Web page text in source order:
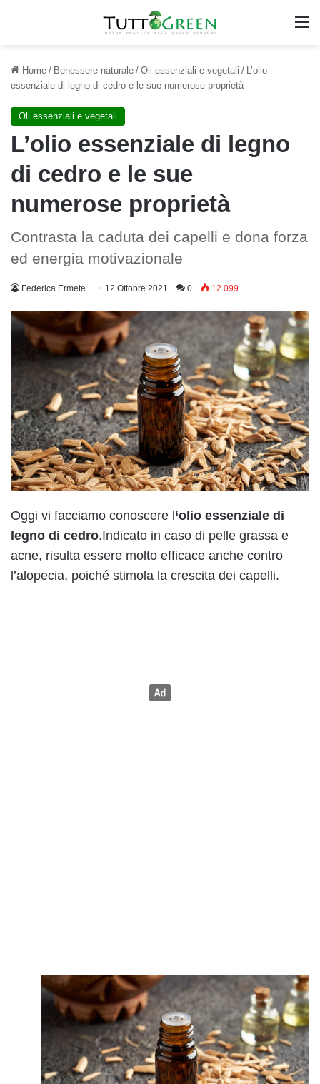
Home / Benessere naturale / Oli essenziali e vegetali / L’olio
essenziale di legno di cedro e le sue numerose proprietà
Oli essenziali e vegetali
L’olio essenziale di legno
di cedro e le sue
numerose proprietà
Contrasta la caduta dei capelli e dona forza
ed energia motivazionale
Federica Ermete 12 Ottobre 2021 0 12.099
Oggi vi facciamo conoscere l‘olio essenziale di
legno di cedro.Indicato in caso di pelle grassa e
acne, risulta essere molto efficace anche contro
l’alopecia, poiché stimola la crescita dei capelli.